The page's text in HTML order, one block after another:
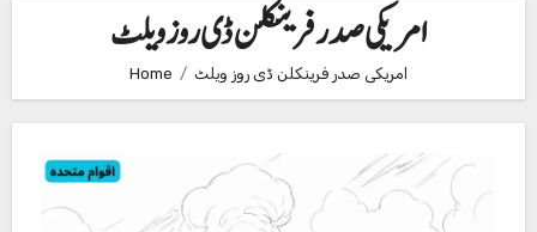
امریکی صدر فرینکلن ڈی روز ویلٹ
Home امریکی صدر فرینکلن ڈی روز ویلٹ